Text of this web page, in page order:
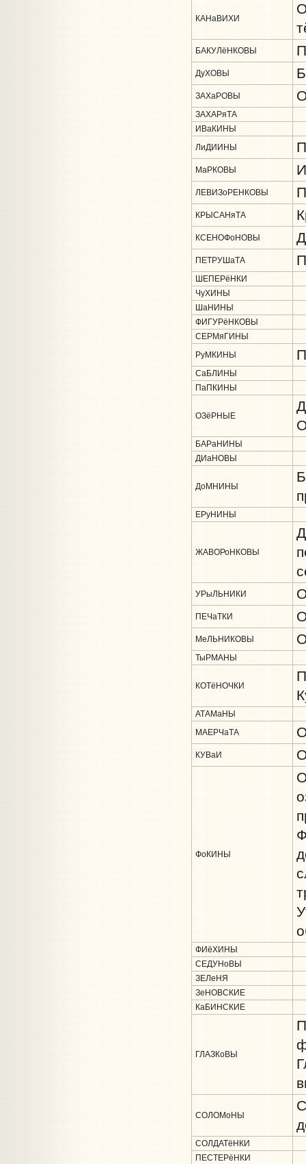
КАНаВИХИ
БАКУЛёНКОВЫ
ДуХОВЫ
ЗАХаРОВЫ
ЗАХАРяТА
ИВаКИНЫ
ЛиДИИНЫ
МаРКОВЫ
ЛЕВИЗоРЕНКОВЫ
КРЫСАНяТА
КСЕНОФоНОВЫ
ПЕТРУШаТА
ШЕПЕРёНКИ
ЧуХИНЫ
ШаНИНЫ
ФИГУРёНКОВЫ
СЕРМяГИНЫ
РуМКИНЫ
СаБЛИНЫ
ПаПКИНЫ
ОЗёРНЫЕ
БАРаНИНЫ
ДИаНОВЫ
ДоМНИНЫ
ЕРуНИНЫ
ЖАВОРоНКОВЫ
УРыЛЬНИКИ
ПЕЧаТКИ
МеЛЬНИКОВЫ
ТыРМАНЫ
КОТёНОЧКИ
АТАМаНЫ
МАЕРЧаТА
КУВаИ
ФоКИНЫ
ФИёХИНЫ
СЕДУНоВЫ
ЗЕЛеНЯ
ЗеНОВСКИЕ
КаБИНСКИЕ
ГЛАЗКоВЫ
СОЛОМоНЫ
СОЛДАТёНКИ
ПЕСТЕРёНКИ